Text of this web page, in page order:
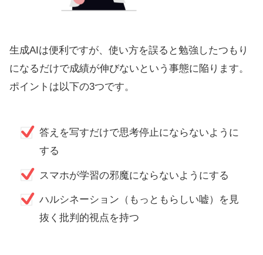
生成AIは便利ですが、使い方を誤ると勉強したつもり
になるだけで成績が伸びないという事態に陥ります。
ポイントは以下の3つです。
答えを写すだけで思考停止にならないように
する
スマホが学習の邪魔にならないようにする
ハルシネーション（もっともらしい嘘）を見
抜く批判的視点を持つ